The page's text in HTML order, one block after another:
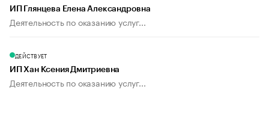
ИП Глянцева Елена Александровна
Деятельность по оказанию услуг...
ДЕЙСТВУЕТ
ИП Хан Ксения Дмитриевна
Деятельность по оказанию услуг...